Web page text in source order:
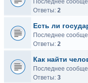
Последнее
Ответы: 2
Есть ли
Последнее
Ответы: 2
Как найти
Последнее
Ответы: 3